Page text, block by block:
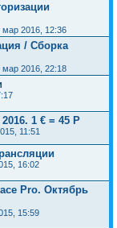
мар 2016, 12:36
/ Сборка
мар 2016, 22:18
1 € = 45 Р
11:51
16:02
Pro. Октябрь
15:59